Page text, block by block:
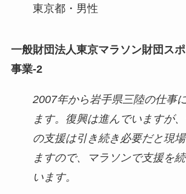
東京都・男性
一般財団法人東京マラソン財団ス
事業-2
2007年から岩手県三陸の仕事
ます。復興は進んでいますが
の支援は引き続き必要だと現
ますので、マラソンで支援を
います。